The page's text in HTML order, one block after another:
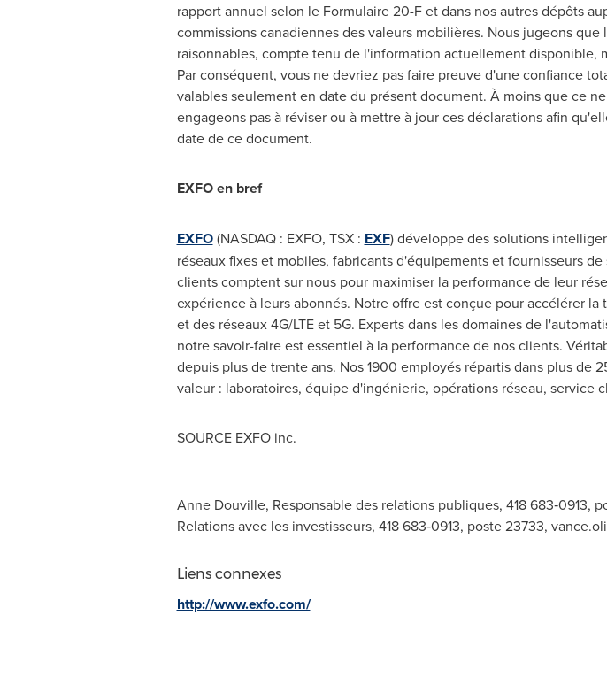
rapport annuel selon le Formulaire 20-F et dans nos autres dépôts
commissions canadiennes des valeurs mobilières. Nous jugeons
raisonnables, compte tenu de l'information actuellement disponible,
Par conséquent, vous ne devriez pas faire preuve d'une confiance
valables seulement en date du présent document. À moins que ce
engageons pas à réviser ou à mettre à jour ces déclarations afin
date de ce document.
EXFO en bref
EXFO(NASDAQ : EXFO, TSX : EXF) développe des solutions
réseaux fixes et mobiles, fabricants d'équipements et fournisseurs
clients comptent sur nous pour maximiser la performance de leur
expérience à leurs abonnés. Notre offre est conçue pour accélérer
et des réseaux 4G/LTE et 5G. Experts dans les domaines de
notre savoir-faire est essentiel à la performance de nos clients.
depuis plus de trente ans. Nos 1900 employés répartis dans plus
valeur : laboratoires, équipe d'ingénierie, opérations réseau, service
SOURCE EXFO inc.
Anne Douville, Responsable des relations publiques, 418 683‑0913,
Relations avec les investisseurs, 418 683‑0913, poste 23733,
Liens connexes
http://www.exfo.com/